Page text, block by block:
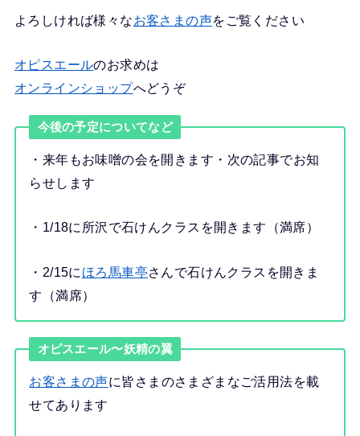
よろしければ様々なお客さまの声をご覧ください
オピスエールのお求めは
オンラインショップへどうぞ
今後の予定についてなど
・来年もお味噌の会を開きます・次の記事でお知
らせします
・1/18に所沢で石けんクラスを開きます（満席）
・2/15に ほろ馬車亭さんで石けんクラスを開きま
す（満席）
オピスエール〜妖精の翼
お客さまの声に皆さまのさまざまなご活用法を載
せてあります